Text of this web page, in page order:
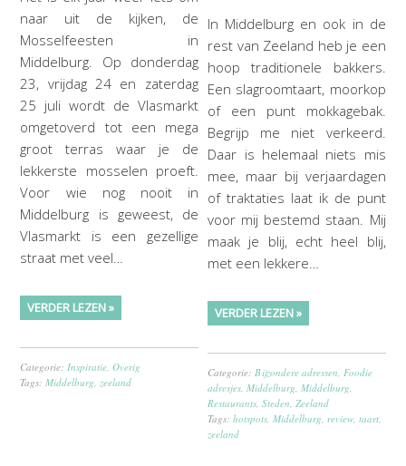
naar uit de kijken, de
Mosselfeesten in
Middelburg. Op donderdag
23, vrijdag 24 en zaterdag
25 juli wordt de Vlasmarkt
omgetoverd tot een mega
groot terras waar je de
lekkerste mosselen proeft.
Voor wie nog nooit in
Middelburg is geweest, de
Vlasmarkt is een gezellige
straat met veel…
VERDER LEZEN »
Categorie:Inspiratie,Overig
Tags:Middelburg,zeeland
In Middelburg en ook in de
rest van Zeeland heb je een
hoop traditionele bakkers.
Een slagroomtaart, moorkop
of een punt mokkagebak.
Begrijp me niet verkeerd.
Daar is helemaal niets mis
mee, maar bij verjaardagen
of traktaties laat ik de punt
voor mij bestemd staan. Mij
maak je blij, echt heel blij,
met een lekkere…
VERDER LEZEN »
Categorie:Bijzondere adressen,Foodie
adresjes,Middelburg,Middelburg,
Restaurants,Steden,Zeeland
Tags:hotspots,Middelburg,review,taart,
zeeland